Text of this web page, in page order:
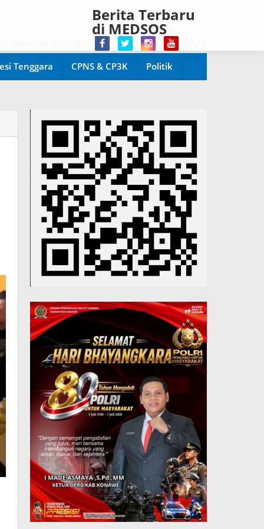
Berita Terbaru
di MEDSOS
Kontributor Liputan
Tenggara CPNS & CP3K Politik